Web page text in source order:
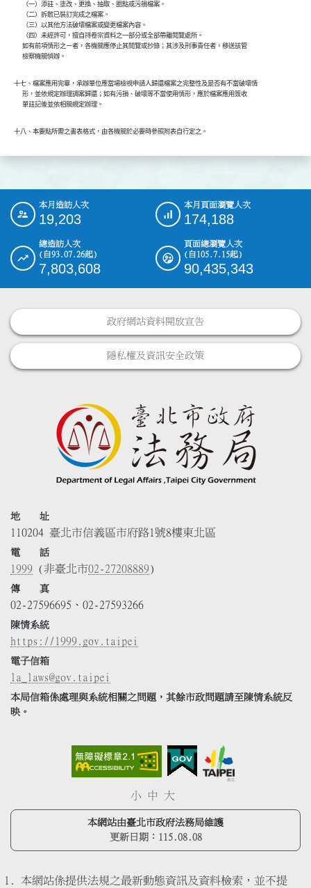
      （一）添註、塗改、更換、抽取、圈點或污損檔案。
      （二）拆散已裝訂完成之檔案。
      （三）以其他方法破壞檔案或變更檔案內容。
      （四）未經許可，擅自持卷宗資料之一部分或全部帶離閱覽處所。
      如有前項情形之ㄧ者，各機關應停止其閱覽或抄錄；其涉及刑事責任者，移送該管
      檢察機關偵辦。
十七、檔案應用完畢，承辦單位應當場檢視申請人歸還檔案之完整性及是否有不當破壞情
      形，並依規定辦理調案歸還；如有污損、破壞等不當使用情形，應於檔案應用簽收
      單註記後並依相關規定辦理。
十八、本要點所需之書表格式，由各機關於必要時參照附表自行定之。
::: 本月造訪人次
19,203
本月頁面瀏覽人次
174,188
總造訪人次
(自93.07.26起)
7,803,608
頁面總瀏覽人次
(自105.7.15起)
90,435,343
政府網站資料開放宣告
隱私權及資訊安全政策
地 址
110204 臺北市信義區市府路1號8樓東北區
電 話
1999 (非臺北市02-27208889)
傳 真
02-27596695、02-27593266
陳情系統
https://1999.gov.taipei
電子信箱
la_laws@gov.taipei
本局信箱係處理與系統相關之問題，其餘市政問題請至陳情系統反
映。
小 中 大
本網站由臺北市政府法務局維護
更新日期： 115.08.08
本網站係提供法規之最新動態資訊及資料檢索，並不提